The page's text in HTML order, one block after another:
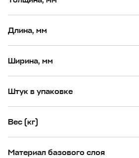
Длина, мм
Ширина, мм
Штук в упаковке
Вес (кг)
Материал базового слоя